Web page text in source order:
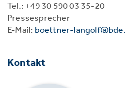
Tel.: +49 30 590 03 35-20
Pressesprecher
E-Mail: boettner-
Kontakt